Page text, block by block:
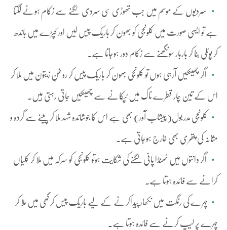
سردیوں کے موسم میں جب تھوڑی سی سردی لگنے سے زکام ہونے لگتا
ہے تو ایسی صورت میں کلونجی کو بھون کر باریک پیس لیں اور کپڑے میں باندھ
کر پوٹلی بنا کر باربار سونگھنے سے زکام دور ہوجاتا ہے۔
اگر چھینکیں آرہی ہوں تو کلونجی بھون کر باریک پیس کر روغنِ زیتون میں ملا کر
اس کے تین چار قطرے ناک میں ٹپکانے سے چھینکیں جاتی رہتی ہیں۔
کلونجی مدر بول( پیشاب آور) بھی ہے اس کا جوشاندہ شہد ملا کر پینےسے گردہ و
مثانہ کی پتھری بھی خارج ہوجاتی ہے۔
اگر دانتوں میں ٹھنڈا پانی لگنے کی شکایت ہوتو کلونجی کو سرکہ میں ملا کر کلیاں
کرانے سے فائدہ ہوتا ہے۔
چہرے کی رنگت میں نکھار پیداکرنے کے لیے باریک پیس کر گھی میں ملا کر
چہرے پر لیپ کرنے سے فائدہ ہوتا ہے۔